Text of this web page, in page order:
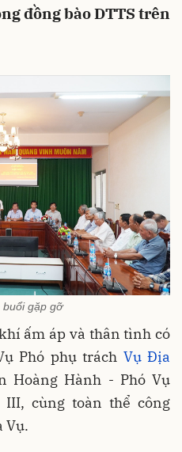
đồng bào DTTS trên
buổi gặp gỡ
ấm áp và thân tình có
Phó phụ trách Vụ Địa
Hoàng Hành - Phó Vụ
cùng toàn thể công
Vụ.